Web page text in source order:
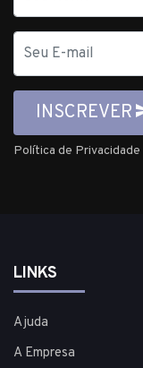
mail
INSCREVER
Política de Privacidade
LINKS
Ajuda
A Empresa